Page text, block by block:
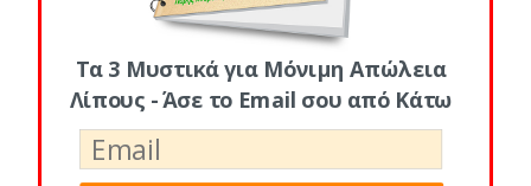
έχουν αλλοιωθεί τα θρεπτικά τους
συστατικά και καταστραφεί τα
πεπτικά τους ένζυμα
τα αναψυκτικά εμπορίου
το αλκοόλ και τη χρήση καπνού
Τα 3 Μυστικά για Μόνιμη Απώλεια
Λίπους - Άσε το Email σου από Κάτω